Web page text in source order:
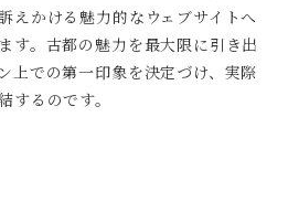
えかける魅力的なウェブサイトへ
す。古都の魅力を最大限に引き出
上での第一印象を決定づけ、実際
するのです。